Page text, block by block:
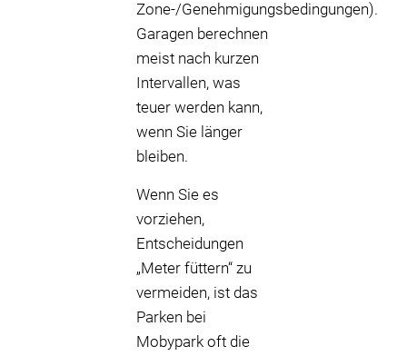
Zone-/Genehmigungsbedingungen).
Garagen berechnen
meist nach kurzen
Intervallen, was
teuer werden kann,
wenn Sie länger
bleiben.
Wenn Sie es
vorziehen,
Entscheidungen
„Meter füttern“ zu
vermeiden, ist das
Parken bei
Mobypark oft die